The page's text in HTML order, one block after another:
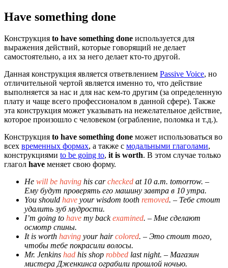
Have something done
Конструкция to have something done используется для
выражения действий, которые говорящий не делает
самостоятельно, а их за него делает кто-то другой.
Данная конструкция является ответвлением Passive Voice, но
отличительной чертой является именно то, что действие
выполняется за нас и для нас кем-то другим (за определенную
плату и чаще всего профессионалом в данной сфере). Также
эта конструкция может указывать на нежелательное действие,
которое произошло с человеком (ограбление, поломка и т.д.).
Конструкция to have something done может использоваться во
всех временных формах, а также с модальными глаголами,
конструкциями to be going to, it is worth. В этом случае только
глагол have меняет свою форму.
He will be having his carchecked at 10 a.m. tomorrow. –
Ему будут проверять его машину завтра в 10 утра.
You should have your wisdom tooth removed. – Тебе стоит
удалить зуб мудрости.
I’m going to have my backexamined. – Мне сделают
осмотр спины.
It is worth having your haircolored. – Это стоит того,
чтобы тебе покрасили волосы.
Mr. Jenkins had his shop robbed last night. – Магазин
мистера Дженкинса ограбили прошлой ночью.